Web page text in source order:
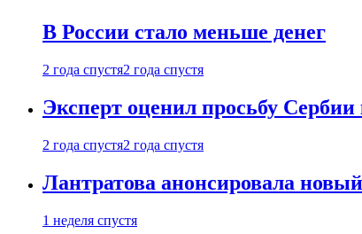
В России стало меньше денег
2 года спустя2 года спустя
Эксперт оценил просьбу
2 года спустя2 года спустя
Лантратова анонсировала
1 неделя спустя